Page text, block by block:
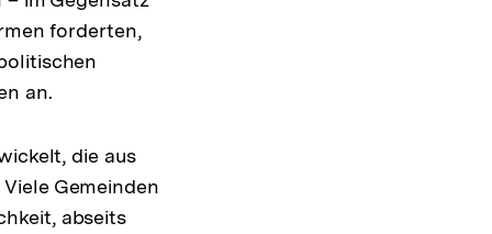
forderten,
an.
die aus
Gemeinden
abseits